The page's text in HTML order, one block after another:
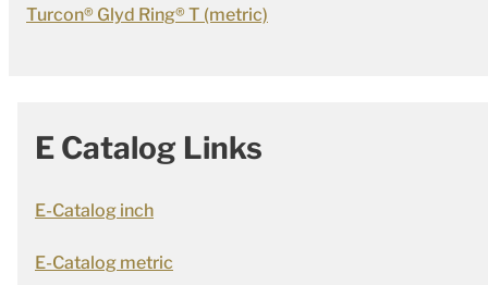
Turcon® Glyd Ring® T (metric)
E Catalog Links
E-Catalog inch
E-Catalog metric